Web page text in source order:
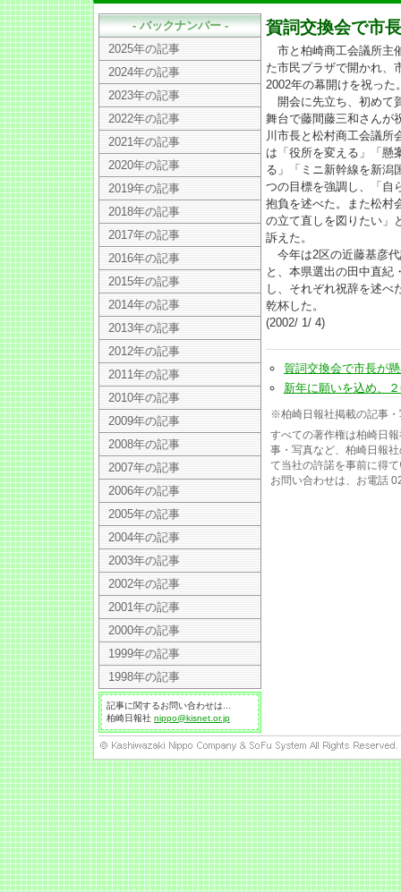
賀詞交換会で市
市と柏崎商工会議所主
た市民プラザで開かれ、
2002年の幕開けを祝った
開会に先立ち、初めて
舞台で藤間藤三和さんが
川市長と松村商工会議所
は「役所を変える」「懸
る」「ミニ新幹線を新潟
つの目標を強調し、「自
抱負を述べた。また松村
の立て直しを図りたい」
訴えた。
今年は2区の近藤基彦
と、本県選出の田中直紀
し、それぞれ祝辞を述べ
乾杯した。
(2002/ 1/ 4)
賀詞交換会で市長が
新年に願いを込め、
※柏崎日報社掲載の記事
すべての著作権は柏崎日
事・写真など、柏崎日報
て当社の許諾を事前に得
お問い合わせは、お電話
- バックナンバー -
2025年の記事
2024年の記事
2023年の記事
2022年の記事
2021年の記事
2020年の記事
2019年の記事
2018年の記事
2017年の記事
2016年の記事
2015年の記事
2014年の記事
2013年の記事
2012年の記事
2011年の記事
2010年の記事
2009年の記事
2008年の記事
2007年の記事
2006年の記事
2005年の記事
2004年の記事
2003年の記事
2002年の記事
2001年の記事
2000年の記事
1999年の記事
1998年の記事
記事に関するお問い合わせは...
柏崎日報社 nippo@kisnet.or.jp